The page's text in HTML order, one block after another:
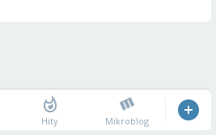
Hity Mikroblog